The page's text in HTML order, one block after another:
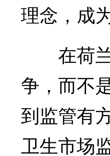
理念，成
在荷兰
争，而不
到监管有
卫生市场